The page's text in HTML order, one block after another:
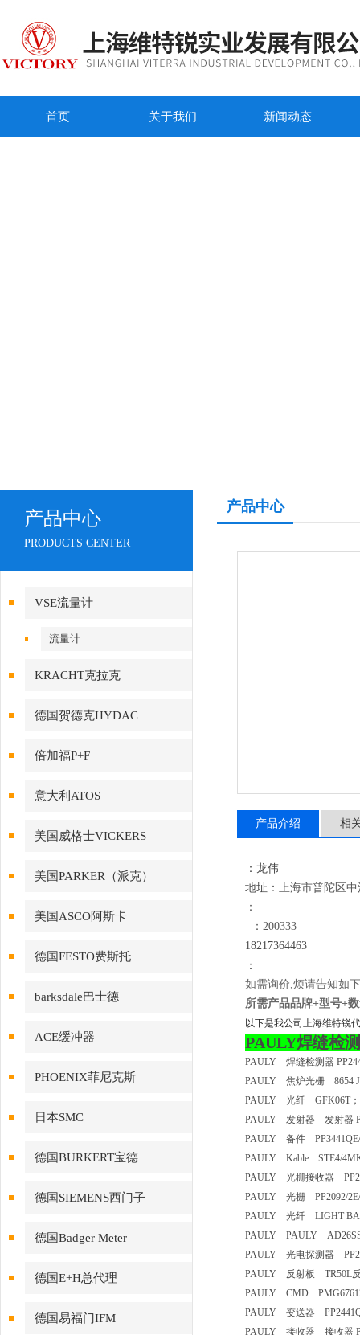
首页 关于我们 新闻动态
产品中心
PRODUCTS CENTER
VSE流量计
流量计
KRACHT克拉克
德国贺德克HYDAC
倍加福P+F
意大利ATOS
美国威格士VICKERS
美国PARKER（派克）
美国ASCO阿斯卡
德国FESTO费斯托
barksdale巴士德
ACE缓冲器
PHOENIX菲尼克斯
日本SMC
德国BURKERT宝德
德国SIEMENS西门子
德国Badger Meter
德国E+H总代理
德国易福门IFM
产品中心
产品介绍 相
：龙伟
地址： 上海市普陀区中
：
：200333
18217364463
：
如需询价,烦请告知如
所需产品品牌+型号+
以下是我公司上海维特锐
PAULY焊缝检
PAULY 焊缝检测器
PAULY 焦炉光栅
PAULY 光纤
PAULY 发射器 发射器
PAULY 备件
PAULY Kable STE4/
PAULY 光栅接收器
PAULY 光栅 PP2092/
PAULY 光纤 LIGHT
PAULY PAULY
PAULY 光电探测器
PAULY 反射板
PAULY CMD
PAULY 变送器
PAULY 接收器 接收器